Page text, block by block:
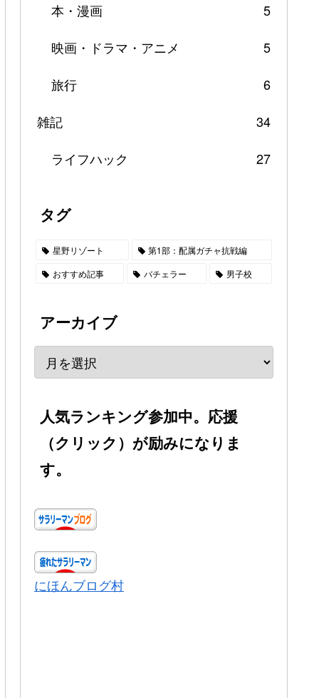
本・漫画
5
映画・ドラマ・アニメ
5
旅行
6
雑記
34
ライフハック
27
タグ
星野リゾート
第1部：配属ガチャ抗戦編
おすすめ記事
バチェラー 男子校
アーカイブ
人気ランキング参加中。応援
（クリック）が励みになりま
す。
にほんブログ村